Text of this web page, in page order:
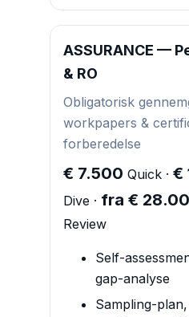
ASSURANCE —
& RO
Obligatorisk
workpapers &
forberedelse
€ 7.500 Quick · €
Dive · fra €
Review
Self-
gap-analyse
Sampling-